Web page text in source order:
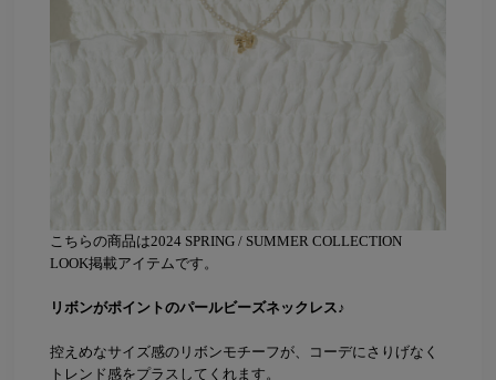
こちらの商品は2024 SPRING / SUMMER COLLECTION
LOOK掲載アイテムです。
リボンがポイントのパールビーズネックレス♪
控えめなサイズ感のリボンモチーフが、コーデにさりげなく
トレンド感をプラスしてくれます。